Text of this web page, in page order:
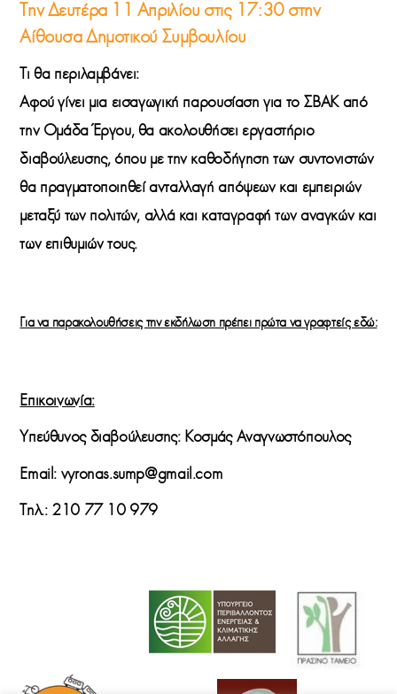
Την Δευτέρα 11 Απριλίου στις 17:30 στην
Αίθουσα Δημοτικού Συμβουλίου
Τι θα περιλαμβάνει:
Αφού γίνει μια εισαγωγική παρουσίαση για το ΣΒΑΚ από
την Ομάδα Έργου, θα ακολουθήσει εργαστήριο
διαβούλευσης, όπου με την καθοδήγηση των συντονιστών
θα πραγματοποιηθεί ανταλλαγή απόψεων και εμπειριών
μεταξύ των πολιτών, αλλά και καταγραφή των αναγκών και
των επιθυμιών τους.
Για να παρακολουθήσεις την εκδήλωση πρέπει πρώτα να γραφτείς εδώ:
Επικοινωνία:
Yπεύθυνος διαβούλευσης: Κοσμάς Αναγνωστόπουλος
Email: vyronas.sump@gmail.com
Τηλ.: 210 77 10 979